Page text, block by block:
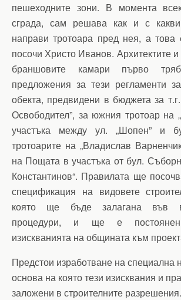
пешеходните зони. В момента
сграда, сам решава как и с
направи тротоара пред нея, а това
посочи Христо Иванов. Архитектите и
браншовите камари първо
предложения за тези регламенти
обекта, предвидени в бюджета за
Освободител”, за южния тротоар на
участъка между ул. „Шопен” и
тротоарите на „Владислав
на Пощата в участъка от бул.
Константинов“. Правилата ще
спецификация на видовете
която ще бъде залагана във
процедури, и ще е
изискванията на общината към
Предстои изработване на специална
основа на която тези изисквания и
заложени в строителните